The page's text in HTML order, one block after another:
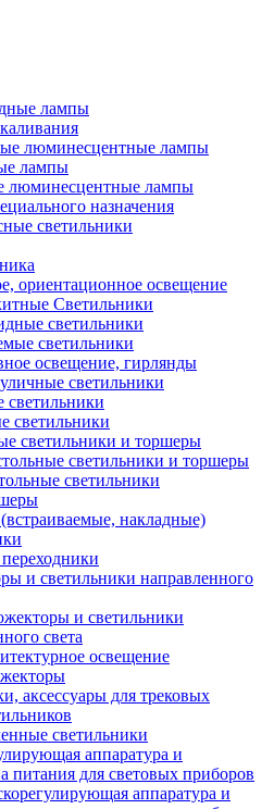
лампы
люминесцентные лампы
лампы
люминесцентные лампы
назначения
светильники
ориентационное освещение
Светильники
светильники
светильники
освещение, гирлянды
светильники
светильники
светильники и торшеры
светильники и торшеры
светильники
накладные)
и светильники направленного
и светильники
света
освещение
аксессуары для трековых
светильники
аппаратура и
питания для световых приборов
аппаратура и